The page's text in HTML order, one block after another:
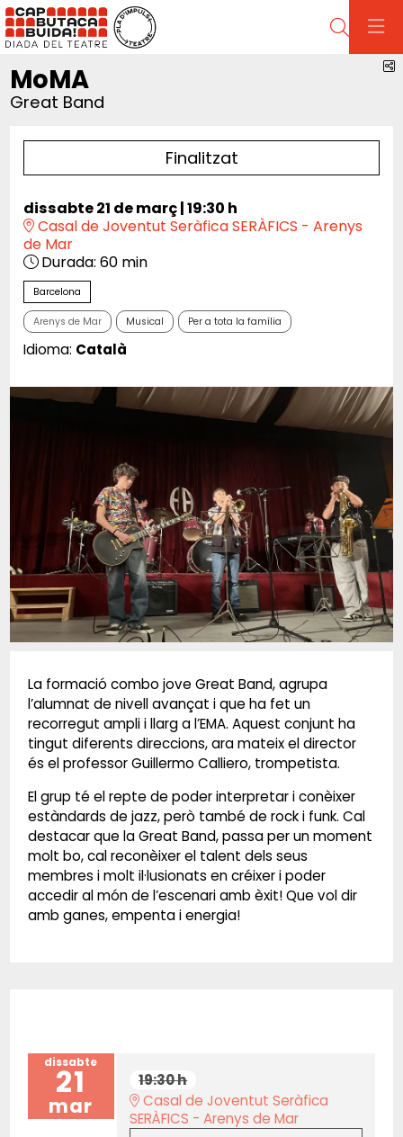
Cerca
MoMA
Great Band
Finalitzat
dissabte 21 de març|19:30 h
Casal de Joventut Seràfica SERÀFICS - Arenys
de Mar
Durada: 60 min
Barcelona
Arenys de Mar Musical Per a tota la família
Idioma: Català
La formació combo jove Great Band, agrupa
l’alumnat de nivell avançat i que ha fet un
recorregut ampli i llarg a l’EMA. Aquest conjunt ha
tingut diferents direccions, ara mateix el director
és el professor Guillermo Calliero, trompetista.
El grup té el repte de poder interpretar i conèixer
estàndards de jazz, però també de rock i funk. Cal
destacar que la Great Band, passa per un moment
molt bo, cal reconèixer el talent dels seus
membres i molt il·lusionats en créixer i poder
accedir al món de l’escenari amb èxit! Que vol dir
amb ganes, empenta i energia!
dissabte
21
mar
19:30 h
Casal de Joventut Seràfica
SERÀFICS - Arenys de Mar